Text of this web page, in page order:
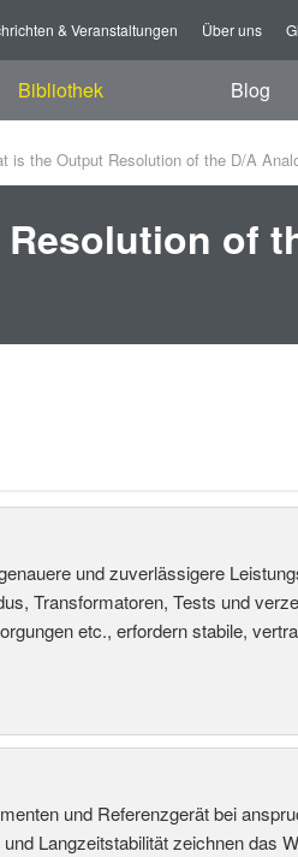
& Veranstaltungen Über uns
Bibliothek Blog
is the Output Resolution of the D/A
of
und zuverlässigere
Transformatoren, Tests und
etc., erfordern stabile,
und Referenzgerät bei
Langzeitstabilität zeichnen das